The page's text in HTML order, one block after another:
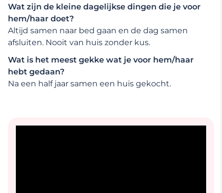
Wat zijn de kleine dagelijkse dingen die je voor
hem/haar doet?
Altijd samen naar bed gaan en de dag samen
afsluiten. Nooit van huis zonder kus.
Wat is het meest gekke wat je voor hem/haar
hebt gedaan?
Na een half jaar samen een huis gekocht.